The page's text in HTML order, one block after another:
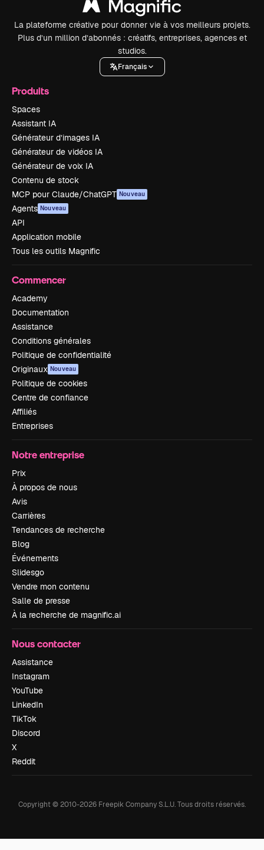
La plateforme créative pour donner vie à vos meilleurs projets.
Plus d’un million d’abonnés : créatifs, entreprises, agences et
studios.
Français
Produits
Spaces
Assistant IA
Générateur d’images IA
Générateur de vidéos IA
Générateur de voix IA
Contenu de stock
MCP pour Claude/ChatGPT Nouveau
Agents Nouveau
API
Application mobile
Tous les outils Magnific
Commencer
Academy
Documentation
Assistance
Conditions générales
Politique de confidentialité
Originaux Nouveau
Politique de cookies
Centre de confiance
Affiliés
Entreprises
Notre entreprise
Prix
À propos de nous
Avis
Carrières
Tendances de recherche
Blog
Événements
Slidesgo
Vendre mon contenu
Salle de presse
À la recherche de magnific.ai
Nous contacter
Assistance
Instagram
YouTube
LinkedIn
TikTok
Discord
X
Reddit
Copyright © 2010-2026 Freepik Company S.L.U.Tous droits réservés.